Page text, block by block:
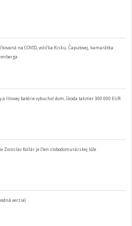
na COVID, volička Kisku, Čaputovej, kamarátka
a lítiovej batérie vybuchol dom, škoda takmer 300 000 EUR
Zoroslav Kollár je člen slobodomurárskej lóže
verzia)